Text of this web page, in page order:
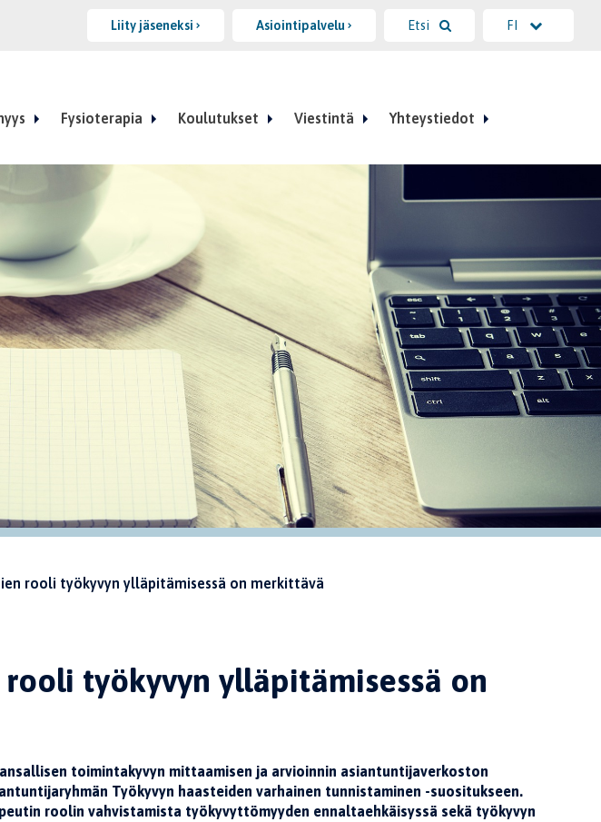
Liity jäseneksi Asiointipalvelu Etsi FI
Fysioterapia Koulutukset Viestintä Yhteystiedot
rooli työkyvyn ylläpitämisessä on merkittävä
työkyvyn ylläpitämisessä on
toimintakyvyn mittaamisen ja arvioinnin asiantuntijaverkoston
Työkyvyn haasteiden varhainen tunnistaminen -suositukseen.
roolin vahvistamista työkyvyttömyyden ennaltaehkäisyssä sekä työkyvyn